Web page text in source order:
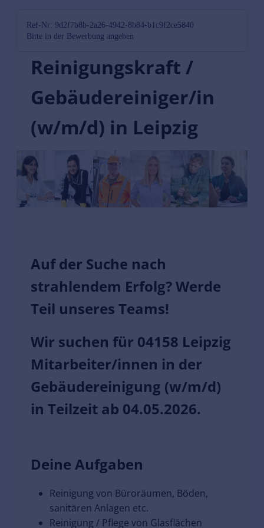
Ref-Nr: 9d2f7b8b-2a26-4942-8b84-b1c9f2ce5840
Bitte in der Bewerbung angeben